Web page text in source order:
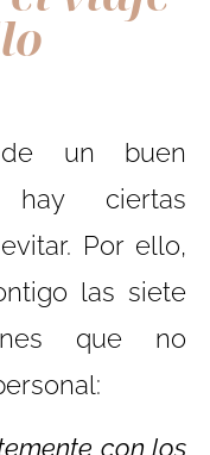
un buen
hay ciertas
Por ello,
las siete
que no
con los